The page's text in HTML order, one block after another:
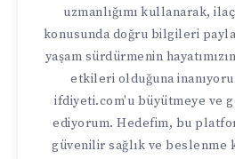
uzmanlığımı kullanarak,
konusunda doğru bilgileri
yaşam sürdürmenin
etkileri olduğuna
ifdiyeti.com'u büyütmeye ve
ediyorum. Hedefim, bu
güvenilir sağlık ve beslenme